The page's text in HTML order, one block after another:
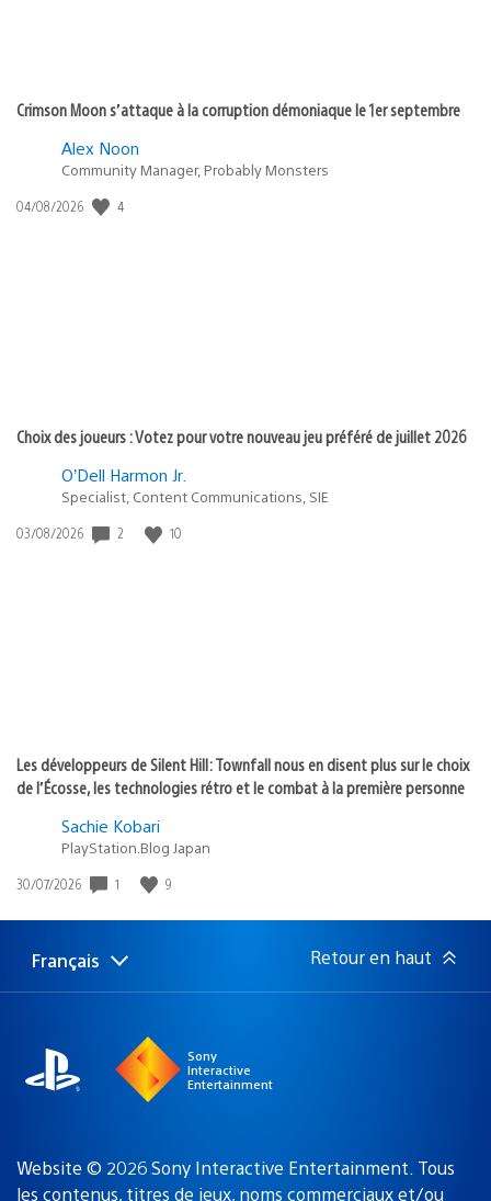
Crimson Moon s’attaque à la corruption démoniaque le 1er septembre
Alex Noon
Community Manager, Probably Monsters
Date
04/08/2026 4
Choix des joueurs : Votez pour votre nouveau jeu préféré de juillet 2026
O’Dell Harmon Jr.
Specialist, Content Communications, SIE
Date
03/08/2026 2 10
Les développeurs de Silent Hill: Townfall nous en disent plus sur le choix
de l’Écosse, les technologies rétro et le combat à la première personne
Sachie Kobari
PlayStation.Blog Japan
Date
publication
30/07/2026 1 9
Choisir
une
Région
actuelle
Français Retour en haut
Sony
Interactive
Entertainment
Website © 2026 Sony Interactive Entertainment. Tous
les contenus, titres de jeux, noms commerciaux et/ou